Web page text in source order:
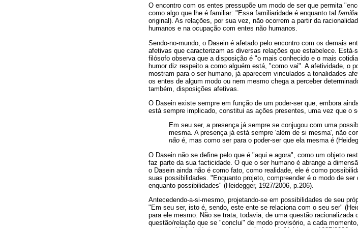
O encontro com os entes pressupõe um modo de ser que permita
como algo que lhe é familiar: "Essa familiaridade é enquanto tal
original). As relações, por sua vez, não ocorrem a partir da
humanos e na ocupação com entes não humanos.
Sendo-no-mundo, o Dasein é afetado pelo encontro com os demais
afetivas que caracterizam as diversas relações que estabelece.
filósofo observa que a disposição é "o mais conhecido e o mais
humor diz respeito a como alguém está, "como vai". A afetividade, o
mostram para o ser humano, já aparecem vinculados a tonalidades
os entes de algum modo ou nem mesmo chega a perceber
também, disposições afetivas.
O Dasein existe sempre em função de um poder-ser que, embora
está sempre implicado, constitui as ações presentes, uma vez que o
Em seu ser, a presença já sempre se conjugou com uma
mesma. A presença já está sempre 'além de si mesma', não
não é, mas como ser para o poder-ser que ela mesma é
O Dasein não se define pelo que é "aqui e agora", como um objeto
faz parte da sua facticidade. O que o ser humano é abrange a
o Dasein ainda não é como fato, como realidade, ele é como
suas possibilidades. "Enquanto projeto, compreender é o modo de
enquanto possibilidades" (Heidegger, 1927/2006, p.206).
Antecedendo-a-si-mesmo, projetando-se em possibilidades de seu
"Em seu ser, isto é, sendo, este ente se relaciona com o seu ser"
para ele mesmo. Não se trata, todavia, de uma questão
questão/relação que se "conclui" de modo provisório, a cada